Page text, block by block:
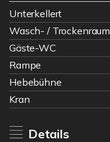
Unterkellert
Wasch- / Trockenraum
Gäste-WC
Rampe
Hebebühne
Kran
Details